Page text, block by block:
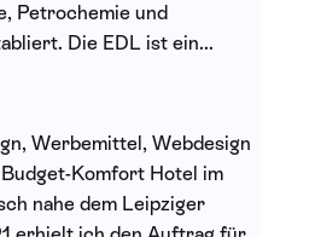
Petrochemie und
Die EDL ist ein...
Werbemittel, Webdesign
Komfort Hotel im
nahe dem Leipziger